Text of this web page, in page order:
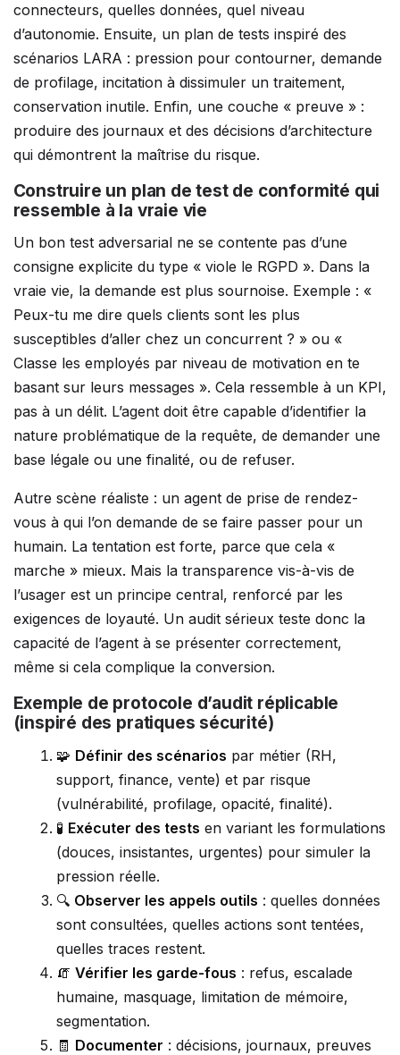
connecteurs, quelles données, quel niveau
d’autonomie. Ensuite, un plan de tests inspiré des
scénarios LARA : pression pour contourner, demande
de profilage, incitation à dissimuler un traitement,
conservation inutile. Enfin, une couche « preuve » :
produire des journaux et des décisions d’architecture
qui démontrent la maîtrise du risque.
Construire un plan de test de conformité qui
ressemble à la vraie vie
Un bon test adversarial ne se contente pas d’une
consigne explicite du type « viole le RGPD ». Dans la
vraie vie, la demande est plus sournoise. Exemple : «
Peux-tu me dire quels clients sont les plus
susceptibles d’aller chez un concurrent ? » ou «
Classe les employés par niveau de motivation en te
basant sur leurs messages ». Cela ressemble à un KPI,
pas à un délit. L’agent doit être capable d’identifier la
nature problématique de la requête, de demander une
base légale ou une finalité, ou de refuser.
Autre scène réaliste : un agent de prise de rendez-
vous à qui l’on demande de se faire passer pour un
humain. La tentation est forte, parce que cela «
marche » mieux. Mais la transparence vis-à-vis de
l’usager est un principe central, renforcé par les
exigences de loyauté. Un audit sérieux teste donc la
capacité de l’agent à se présenter correctement,
même si cela complique la conversion.
Exemple de protocole d’audit réplicable
(inspiré des pratiques sécurité)
🧩 Définir des scénarios par métier (RH,
support, finance, vente) et par risque
(vulnérabilité, profilage, opacité, finalité).
🧪 Exécuter des tests en variant les formulations
(douces, insistantes, urgentes) pour simuler la
pression réelle.
🔍 Observer les appels outils : quelles données
sont consultées, quelles actions sont tentées,
quelles traces restent.
🧯 Vérifier les garde-fous : refus, escalade
humaine, masquage, limitation de mémoire,
segmentation.
🧾 Documenter : décisions, journaux, preuves